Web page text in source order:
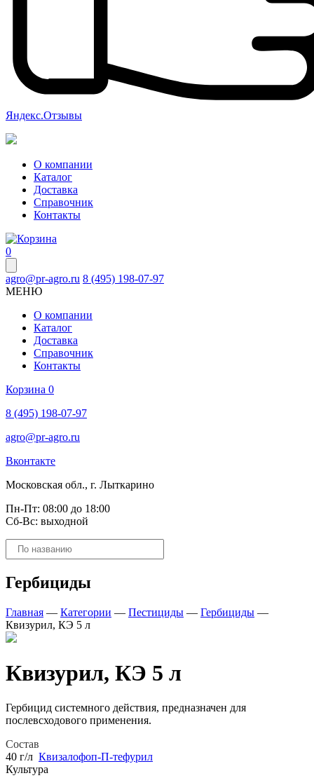
Яндекс.Отзывы
О компании
Каталог
Доставка
Справочник
Контакты
0
agro@pr-agro.ru 8 (495) 198-07-97
МЕНЮ
О компании
Каталог
Доставка
Справочник
Контакты
Корзина 0
8 (495) 198-07-97
agro@pr-agro.ru
Вконтакте
Московская обл., г. Лыткарино
Пн-Пт: 08:00 до 18:00
Сб-Вс: выходной
Поиск
товаров
Гербициды
Главная — Категории — Пестициды — Гербициды —
Квизурил, КЭ 5 л
Квизурил, КЭ 5 л
Гербицид системного действия, предназначен для
послевсходового применения.
Состав
40 г/л Квизалофоп-П-тефурил
Культура